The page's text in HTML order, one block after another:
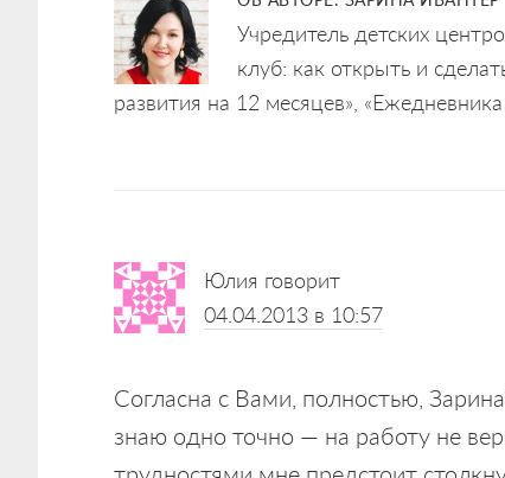
Учредитель детских
клуб: как открыть и
развития на 12 месяцев»,
Reader
Interactions
Юлия говорит
04.04.2013 в 10:57
Согласна с Вами, полностью,
знаю одно точно — на работу не